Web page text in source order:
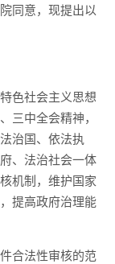
同意，现提出以
色社会主义思想
三中全会精神，
治国、依法执
、法治社会一体
机制，维护国家
提高政府治理能
合法性审核的范